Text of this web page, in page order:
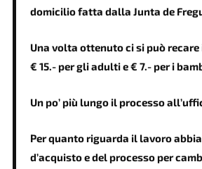
domicilio fatta dalla Junta de
Una volta ottenuto ci si può
€ 15.- per gli adulti e € 7.- per i
Un po’ più lungo il processo
Per quanto riguarda il lavoro
d’acquisto e del processo per